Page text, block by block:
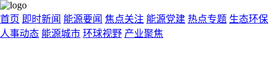
首页 即时新闻 能源要闻 焦点关注 能源党建 热点专题 生态环保
人事动态 能源城市 环球视野 产业聚焦